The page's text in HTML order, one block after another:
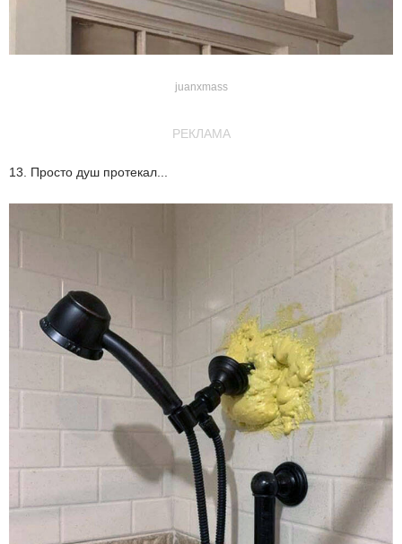
juanxmass
РЕКЛАМА
13. Просто душ протекал...